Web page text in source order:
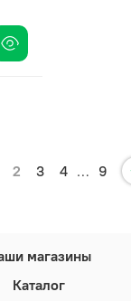
2 3 4 … 9
магазины
Каталог